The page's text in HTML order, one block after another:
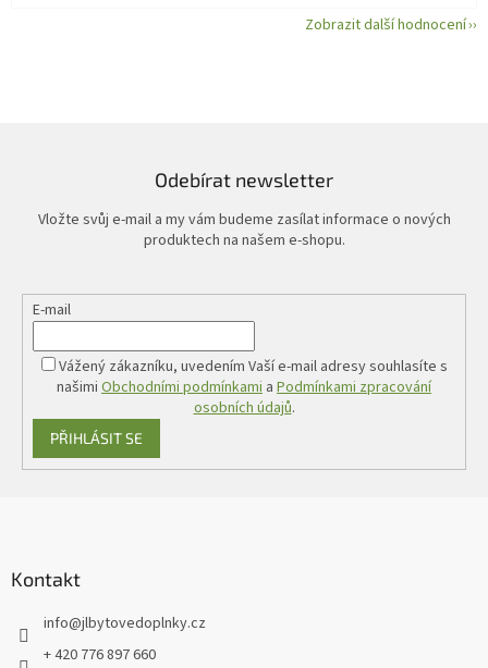
Zobrazit další hodnocení
Odebírat newsletter
Vložte svůj e-mail a my vám budeme zasílat informace o nových
produktech na našem e-shopu.
E-mail
Vážený zákazníku, uvedením Vaší e-mail adresy souhlasíte s
našimi Obchodními podmínkami a Podmínkami zpracování
osobních údajů.
PŘIHLÁSIT SE
Kontakt
info@jlbytovedoplnky.cz
+ 420 776 897 660